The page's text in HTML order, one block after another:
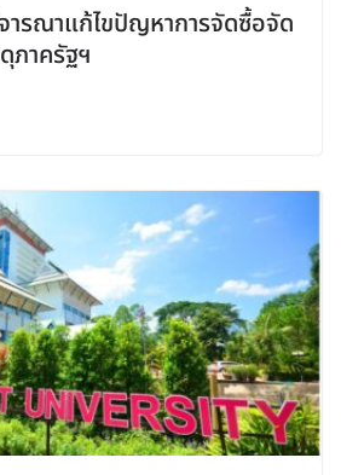
ารณาแก้ไขปัญหาการจัดซื้อจัด
ภาครัฐฯ